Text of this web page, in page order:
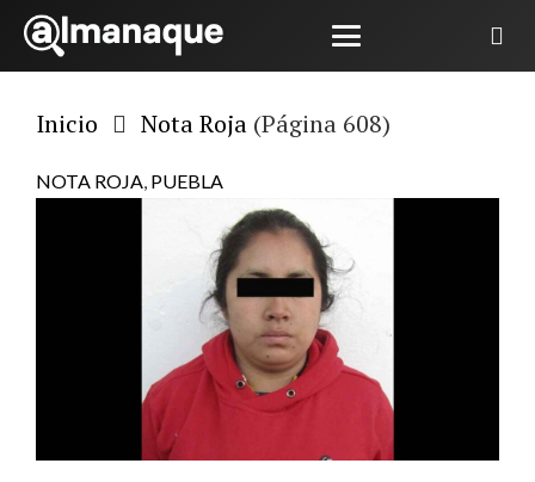
Inicio Nota Roja (Página 608)
NOTA ROJA, PUEBLA